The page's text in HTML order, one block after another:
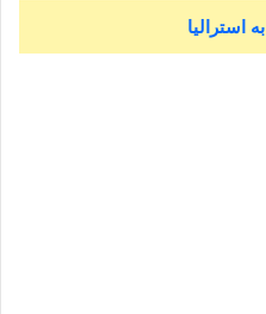
استرالیا